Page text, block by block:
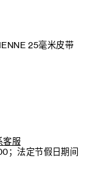
25毫米皮带
客服
；法定节假日期间